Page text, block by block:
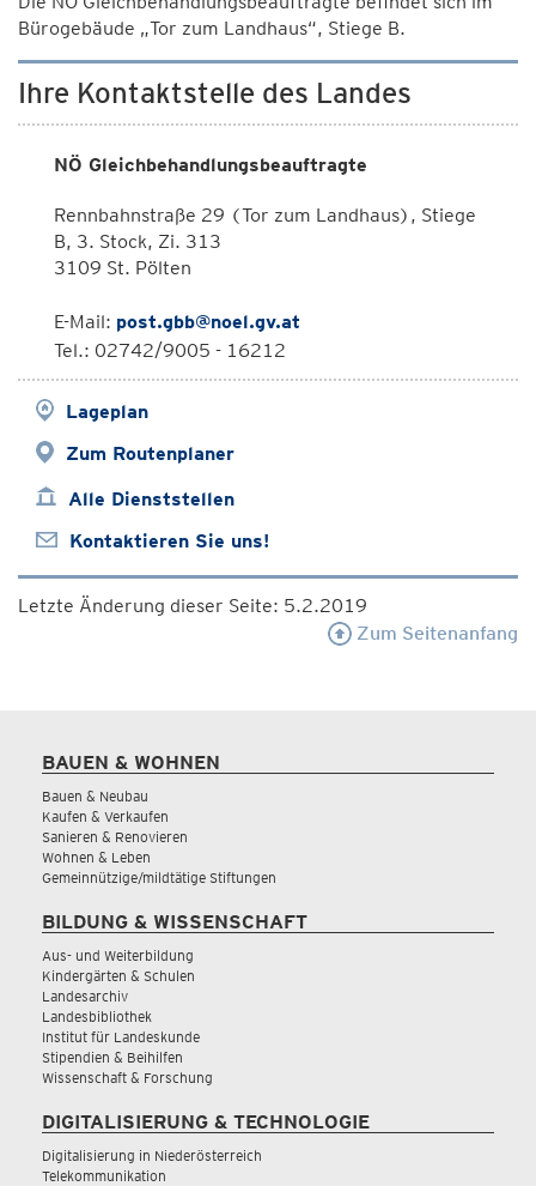
Bürogebäude „Tor zum Landhaus“, Stiege B.
Ihre Kontaktstelle des Landes
NÖ Gleichbehandlungsbeauftragte
Rennbahnstraße 29 (Tor zum Landhaus), Stiege
B, 3. Stock, Zi. 313
3109 St. Pölten
E-Mail: post.gbb@noel.gv.at
Tel.: 02742/9005 - 16212
Lageplan
Zum Routenplaner
Alle Dienststellen
Kontaktieren Sie uns!
Letzte Änderung dieser Seite: 5.2.2019
Zum Seitenanfang
BAUEN & WOHNEN
Bauen & Neubau
Kaufen & Verkaufen
Sanieren & Renovieren
Wohnen & Leben
Gemeinnützige/mildtätige Stiftungen
BILDUNG & WISSENSCHAFT
Aus- und Weiterbildung
Kindergärten & Schulen
Landesarchiv
Landesbibliothek
Institut für Landeskunde
Stipendien & Beihilfen
Wissenschaft & Forschung
DIGITALISIERUNG & TECHNOLOGIE
Digitalisierung in Niederösterreich
Telekommunikation